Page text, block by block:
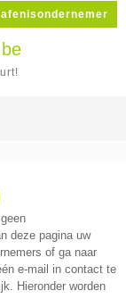
deze pagina uw
of ga naar
e-mail in contact te
Hieronder worden